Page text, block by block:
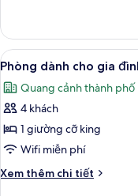
Studio,
giường
king
Xem
tất
cả
ảnh
Phòng
dành
cho
gia
6
Phòng dành cho gia
Quang cảnh thành phố
4 khách
1 giường cỡ king
Wifi miễn phí
Xem thêm chi tiết
Chi